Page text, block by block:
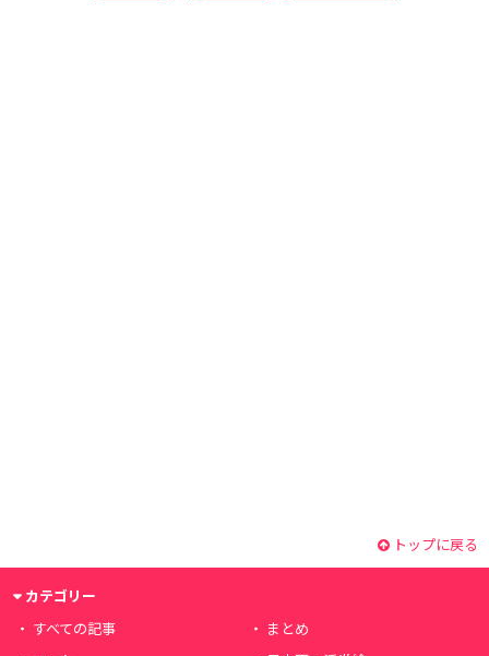
トップに戻る
カテゴリー
すべての記事
まとめ